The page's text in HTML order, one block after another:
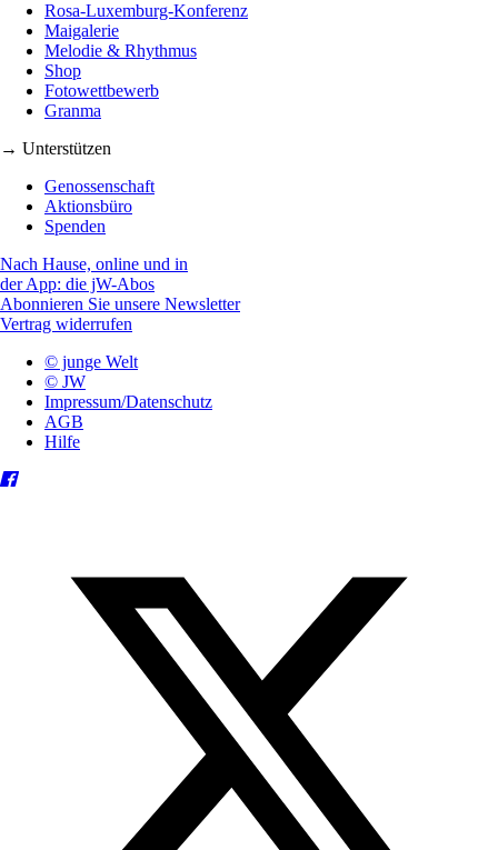
Rosa-Luxemburg-Konferenz
Maigalerie
Melodie & Rhythmus
Shop
Fotowettbewerb
Granma
→ Unterstützen
Genossenschaft
Aktionsbüro
Spenden
Nach Hause, online und in
der App: die jW-Abos
Abonnieren Sie unsere Newsletter
Vertrag widerrufen
© junge Welt
© JW
Impressum/Datenschutz
AGB
Hilfe